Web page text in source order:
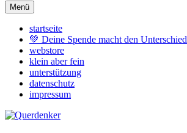
Menü
startseite
💚 Deine Spende macht den Unterschied
webstore
klein aber fein
unterstützung
datenschutz
impressum